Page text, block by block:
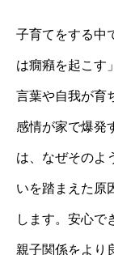
子育てをする中
は癇癪を起こす
言葉や自我が育
感情が家で爆発
は、なぜそのよ
いを踏まえた原
します。安心で
親子関係をより